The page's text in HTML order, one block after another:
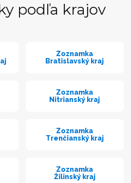
podľa krajov
Zoznamka
Bratislavský kraj
Zoznamka
Nitrianský kraj
Zoznamka
Trenčianský kraj
Zoznamka
Žilinský kraj